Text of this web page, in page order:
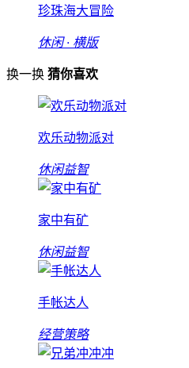
珍珠海大冒险
休闲 · 横版
换一换 猜你喜欢
欢乐动物派对
休闲益智
家中有矿
休闲益智
手帐达人
经营策略